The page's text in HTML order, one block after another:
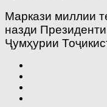
Маркази миллии
назди Президенти
Ҷумҳурии